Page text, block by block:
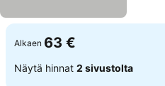
Alkaen 63 €
Näytä hinnat 2 sivustolta